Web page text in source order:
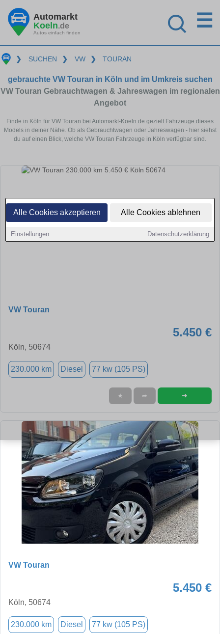
Alle Cookies akzeptieren Alle Cookies ablehnen
Einstellungen Datenschutzerklärung
Automarkt
Koeln.de
Autos einfach finden
☰
❯ SUCHEN ❯ VW ❯ TOURAN
gebrauchte VW Touran in Köln und im Umkreis suchen
VW Touran Gebrauchtwagen & Jahreswagen im regionalen
Angebot
Finde in Köln für VW Touran bei Automarkt-Koeln.de gezielt Fahrzeuge dieses
Models in deiner Nähe. Ob als Gebrauchtwagen oder Jahreswagen - hier siehst
du auf einen Blick, welche VW Touran Fahrzeuge in Köln verfügbar sind.
VW Touran
5.450 €
Köln, 50674
230.000 km Diesel 77 kw (105 PS)
★ ➦ ➜
VW Touran
5.450 €
Köln, 50674
230.000 km Diesel 77 kw (105 PS)